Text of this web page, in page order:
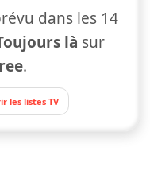
dans les 14
là sur
.
les listes TV